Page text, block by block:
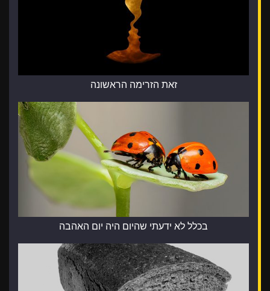
זאת הזרימה הראשונה
בכלל לא ידעתי שהיום היה יום האהבה